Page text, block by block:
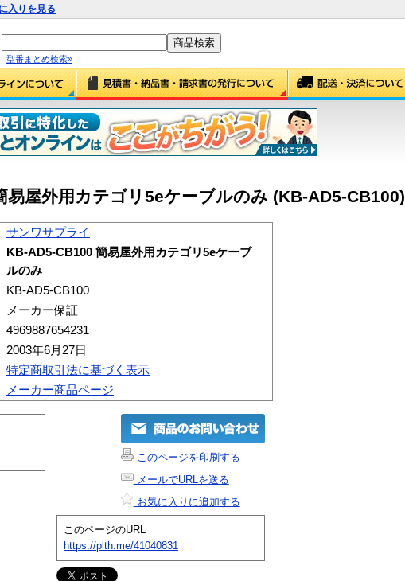
入りを見る
型番まとめ検索»
屋外用カテゴリ5eケーブルのみ (KB-AD5-CB100)
サンワサプライ
KB-AD5-CB100 簡易屋外用カテゴリ5eケーブ
ルのみ
KB-AD5-CB100
メーカー保証
4969887654231
2003年6月27日
特定商取引法に基づく表示
メーカー商品ページ
このページを印刷する
メールでURLを送る
お気に入りに追加する
このページのURL
https://plth.me/41040831